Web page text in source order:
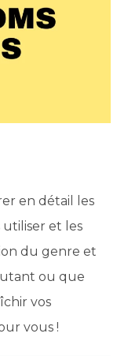
en détail les
utiliser et les
du genre et
ou que
vos
vous !